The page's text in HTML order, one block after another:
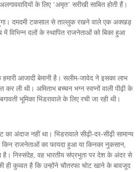
के लिए ‘अमृत’ सरीखी साबित होती हैं।
दमदमी टकसाल से ताल्लुक रखने वाले एक अक्खड़
विभिन्न दलों के स्थापित राजनेताओं को बिका हुआ
आजादी बेमानी है। सलीम-जावेद ने इसका लाभ
कर ली थी। अमिताभ बच्चन भग्न स्वप्नों वाली पीढ़ी के
भूमिका भिंडरावाले के लिए रची जा रही थी।
अंदाज नहीं था। भिंडरावाले सीढ़ी-दर-सीढ़ी सामान्य
राजनेताओं का फायदा हुआ या किनका नुकसान,
है। निस्संदेह, वह भारतीय संप्रभुता पर देश के अंदर से
कुव्वत है कि उन्होंने चौतरफा चोट खाने के बावजूद